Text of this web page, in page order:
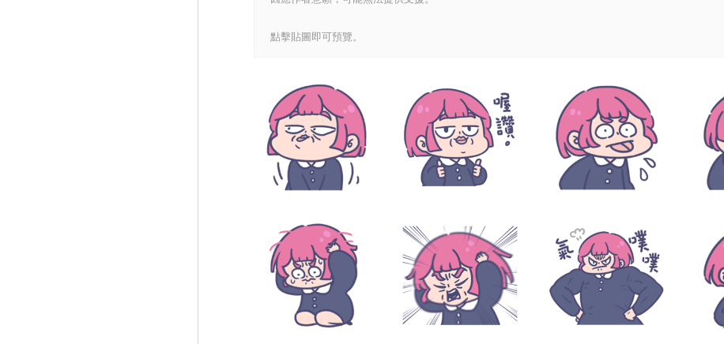
點擊貼圖即可預覽。